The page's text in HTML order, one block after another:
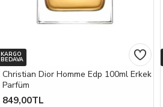
KARGO
BEDAVA
Christian Dior Homme Edp 100ml Erkek
Parfüm
849,00TL